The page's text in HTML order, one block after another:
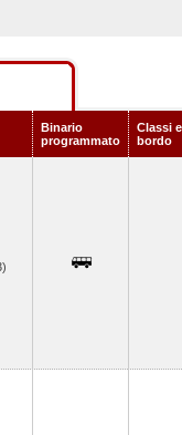
Binario
programmato
Classi
bordo